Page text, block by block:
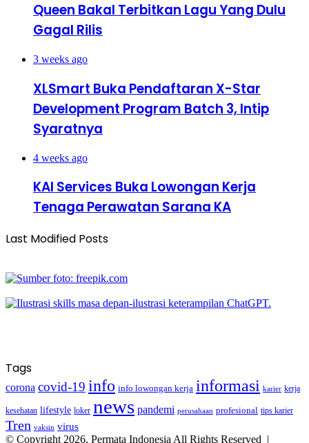
Queen Bakal Terbitkan Lagu Yang Dulu
Gagal Rilis
3 weeks ago
XLSmart Buka Pendaftaran X-Star
Development Program Batch 3, Intip
Syaratnya
4 weeks ago
KAI Services Buka Lowongan Kerja
Tenaga Perawatan Sarana KA
Last Modified Posts
Tags
corona covid-19 info info lowongan kerja informasi karier kerja
kesehatan lifestyle loker news pandemi perusahaan profesional tips karier
Tren vaksin virus
© Copyright 2026, Permata Indonesia All Rights Reserved |